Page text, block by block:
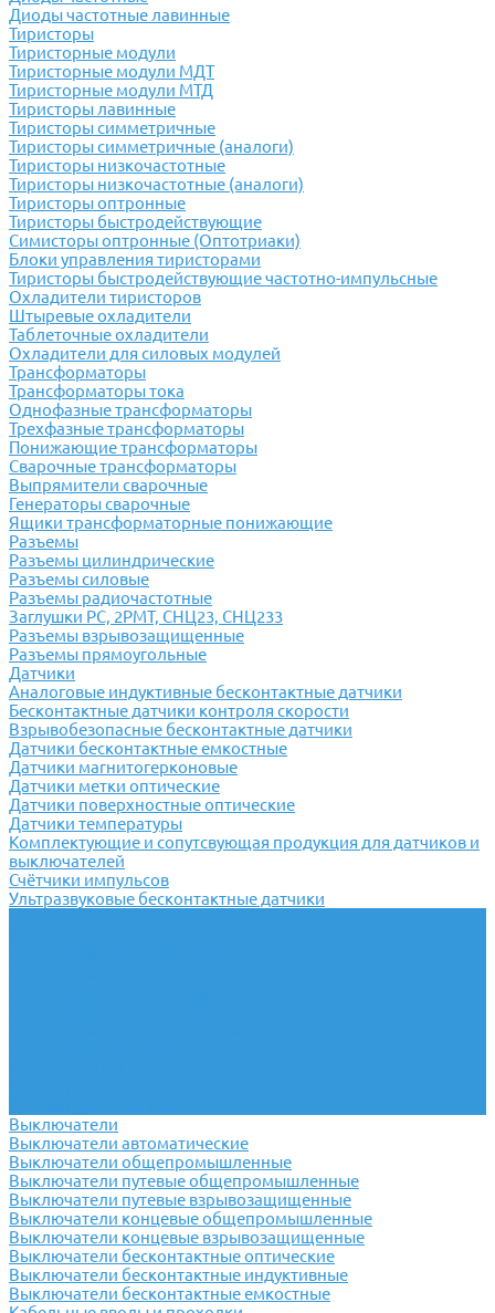
Диоды частотные лавинные
Тиристоры
Тиристорные модули
Тиристорные модули МДТ
Тиристорные модули МТД
Тиристоры лавинные
Тиристоры симметричные
Тиристоры симметричные (аналоги)
Тиристоры низкочастотные
Тиристоры низкочастотные (аналоги)
Тиристоры оптронные
Тиристоры быстродействующие
Симисторы оптронные (Оптотриаки)
Блоки управления тиристорами
Тиристоры быстродействующие частотно-импульсные
Охладители тиристоров
Штыревые охладители
Таблеточные охладители
Охладители для силовых модулей
Трансформаторы
Трансформаторы тока
Однофазные трансформаторы
Трехфазные трансформаторы
Понижающие трансформаторы
Сварочные трансформаторы
Выпрямители сварочные
Генераторы сварочные
Ящики трансформаторные понижающие
Разъемы
Разъемы цилиндрические
Разъемы силовые
Разъемы радиочастотные
Заглушки РС, 2РМТ, СНЦ23, СНЦ233
Разъемы взрывозащищенные
Разъемы прямоугольные
Датчики
Аналоговые индуктивные бесконтактные датчики
Бесконтактные датчики контроля скорости
Взрывобезопасные бесконтактные датчики
Датчики бесконтактные емкостные
Датчики магнитогерконовые
Датчики метки оптические
Датчики поверхностные оптические
Датчики температуры
Комплектующие и сопутсвующая продукция для датчиков и
выключателей
Счётчики импульсов
Ультразвуковые бесконтактные датчики
Выключатели
Выключатели автоматические
Выключатели общепромышленные
Выключатели путевые общепромышленные
Выключатели путевые взрывозащищенные
Выключатели концевые общепромышленные
Выключатели концевые взрывозащищенные
Выключатели бесконтактные оптические
Выключатели бесконтактные индуктивные
Выключатели бесконтактные емкостные